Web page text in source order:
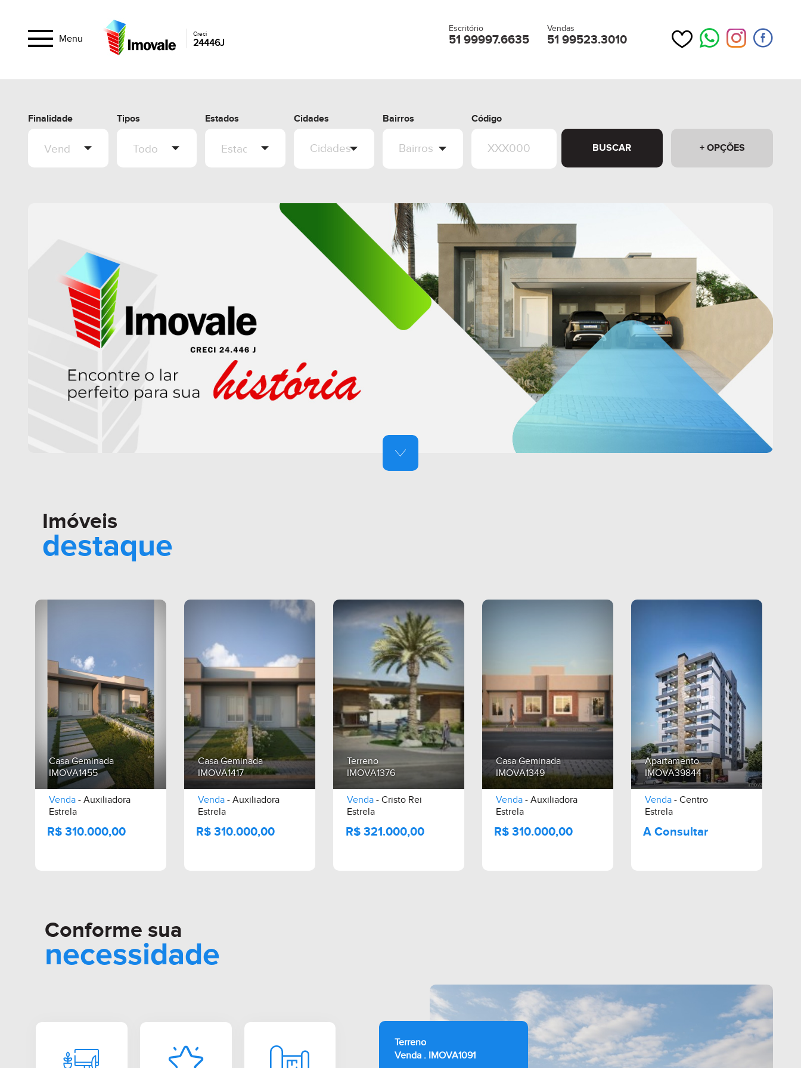
Menu Creci
24446J
Escritório
51 99997.6635
Vendas
51 99523.3010
Finalidade Tipos Estados Cidades Bairros Código
+ OPÇÕES
BUSCAR
Imóveis
destaque
Casa Geminada
IMOVA1455
Venda- Auxiliadora
Estrela
R$ 310.000,00
Casa Geminada
IMOVA1417
Venda- Auxiliadora
Estrela
Terreno
IMOVA1376
Venda- Cristo Rei
Estrela
Casa Geminada
IMOVA1349
Venda- Auxiliadora
Estrela
Apartamento
IMOVA39844
Venda- Centro
Estrela
Conforme sua
necessidade
Venda . IMOVA1349
Terreno
Venda . IMOVA1091